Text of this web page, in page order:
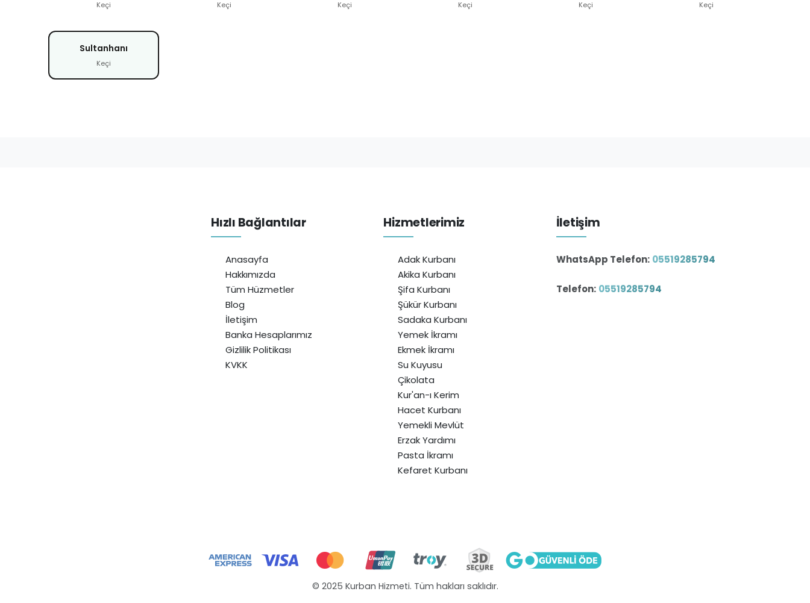
Keçi Keçi Keçi Keçi Keçi Keçi
Sultanhanı
Keçi
Hızlı Bağlantılar
Anasayfa
Hakkımızda
Tüm Hüzmetler
Blog
İletişim
Banka Hesaplarımız
Gizlilik Politikası
KVKK
Hizmetlerimiz
Adak Kurbanı
Akika Kurbanı
Şifa Kurbanı
Şükür Kurbanı
Sadaka Kurbanı
Yemek İkramı
Ekmek İkramı
Su Kuyusu
Çikolata
Kur'an-ı Kerim
Hacet Kurbanı
Yemekli Mevlüt
Erzak Yardımı
Pasta İkramı
Kefaret Kurbanı
İletişim
WhatsApp Telefon: 05519285794
Telefon: 05519285794
© 2025 Kurban Hizmeti. Tüm hakları saklıdır.